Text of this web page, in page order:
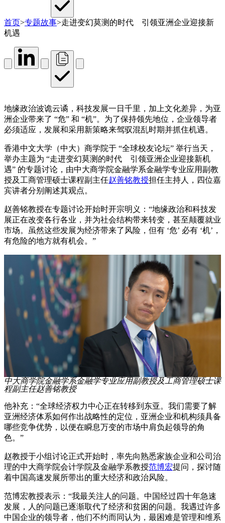
首页>专题故事>走进变幻莫测的时代 引领亚洲企业迎接新
机遇
地缘政治波诡云谲，科技发展一日千里，加上文化差异，为亚
洲企业带来了 “危” 和 “机”。为了保持领先地位，企业领导者
必须适应，发展和采用新策略来驾驭混乱时期并抓住机遇。
香港中文大学（中大）商学院于 “全球校友论坛” 举行当天，
举办主题为 “走进变幻莫测的时代 引领亚洲企业迎接新机
遇” 的专题讨论，由中大商学院金融学系金融学专业应用副教
授及工商管理硕士课程副主任赵善铭教授担任主持人，四位嘉
宾讲者分别阐述其观点。
赵善铭教授在专题讨论开始时开宗明义：“地缘政治和科技发
展正在改变各行各业，并为社会结构带来转变，甚至颠覆就业
市场。虽然这些发展为经济带来了风险，但有 ‘危’ 必有 ‘机’，
有危险的地方就有机会。”
中大商学院金融学系金融学专业应用副教授及工商管理硕士课
程副主任赵善铭教授
他补充：“全球经济权力中心正在转移到东亚。我们需要了解
亚洲经济体系如何作出战略性的定位，亚洲企业和机构须具备
哪些竞争优势，以便在瞬息万变的市场中肩负起领导的角
色。”
赵教授于小组讨论正式开始时，率先向熟悉家族企业和公司治
理的中大商学院会计学院及金融学系教授范博宏提问，探讨随
着中国高速发展所带出的重大经济和政治风险。
范博宏教授表示：“我最关注人的问题。中国经过四十年急速
发展，人的问题已逐渐取代了经济和贫困的问题。我遇过许多
中国企业的领导者，他们不约而同认为，最困难是管理和维系